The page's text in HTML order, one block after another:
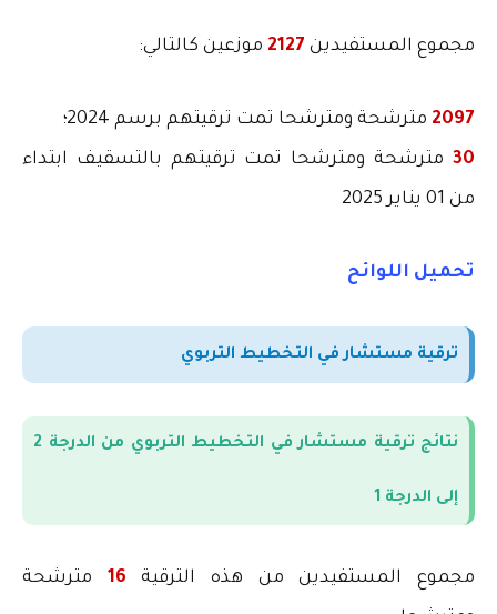
مجموع المستفيدين 2127 موزعين كالتالي:
2097 مترشحة ومترشحا تمت ترقيتهم برسم 2024؛
30 مترشحة ومترشحا تمت ترقيتهم بالتسقيف ابتداء
من 01 يناير 2025
تحميل اللوائح
ترقية مستشار في التخطيط التربوي
نتائج ترقية مستشار في التخطيط التربوي من الدرجة 2
إلى الدرجة 1
مجموع المستفيدين من هذه الترقية 16
مترشحة